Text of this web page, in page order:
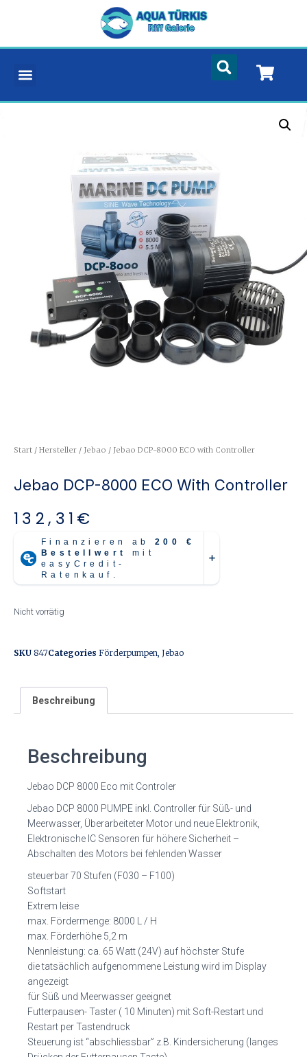
Start / Hersteller / Jebao / Jebao DCP-8000 ECO with Controller
Jebao DCP-8000 ECO With Controller
132,31 €
Nicht vorrätig
SKU 847Categories Förderpumpen, Jebao
Beschreibung
Beschreibung
Jebao DCP 8000 Eco mit Controler
Jebao DCP 8000 PUMPE inkl. Controller für Süß- und
Meerwasser, Überarbeiteter Motor und neue Elektronik,
Elektronische IC Sensoren für höhere Sicherheit –
Abschalten des Motors bei fehlenden Wasser
steuerbar 70 Stufen (F030 – F100)
Softstart
Extrem leise
max. Fördermenge: 8000 L / H
max. Förderhöhe 5,2 m
Nennleistung: ca. 65 Watt (24V) auf höchster Stufe
die tatsächlich aufgenommene Leistung wird im Display
angezeigt
für Süß und Meerwasser geeignet
Futterpausen- Taster ( 10 Minuten) mit Soft-Restart und
Restart per Tastendruck
Steuerung ist “abschliessbar” z.B. Kindersicherung (langes